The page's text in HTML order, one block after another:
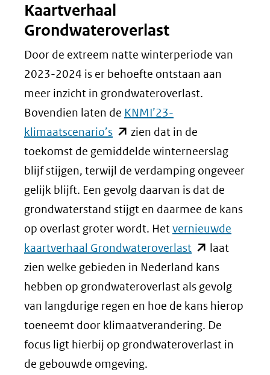
Kaartverhaal
Grondwateroverlast
Door de extreem natte winterperiode van
2023-2024 is er behoefte ontstaan aan
meer inzicht in grondwateroverlast.
Bovendien laten de KNMI’23-
klimaatscenario’s(opent
in
nieuw
venster)
(verwijst
naar
een
andere
website)
zien dat in de
toekomst de gemiddelde winterneerslag
blijf stijgen, terwijl de verdamping ongeveer
gelijk blijft. Een gevolg daarvan is dat de
grondwaterstand stijgt en daarmee de kans
op overlast groter wordt. Hetvernieuwde
kaartverhaal Grondwateroverlast (opent
in
nieuw
venster)
(verwijst
naar
laat
zien welke gebieden in Nederland kans
hebben op grondwateroverlast als gevolg
van langdurige regen en hoe de kans hierop
toeneemt door klimaatverandering. De
focus ligt hierbij op grondwateroverlast in
de gebouwde omgeving.